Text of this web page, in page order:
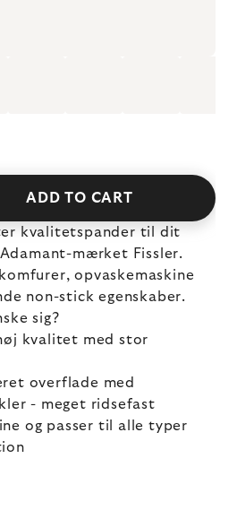
ADD TO CART
kvalitetspander til dit
mærket Fissler.
opvaskemaskine
non-stick egenskaber.
sig?
kvalitet med stor
overflade med
- meget ridsefast
og passer til alle typer